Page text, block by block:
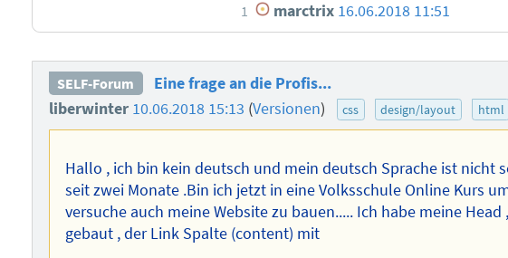
1 marctrix 16.06.2018 11:51
SELF-Forum
Eine frage an die Profis...
liberwinter 10.06.2018 15:13 (Versionen) css design/layout html
Hallo , ich bin kein deutsch und mein deutsch Sprache ist nicht
seit zwei Monate .Bin ich jetzt in eine Volksschule Online Kurs
versuche auch meine Website zu bauen..... Ich habe meine
gebaut , der Link Spalte (content) mit